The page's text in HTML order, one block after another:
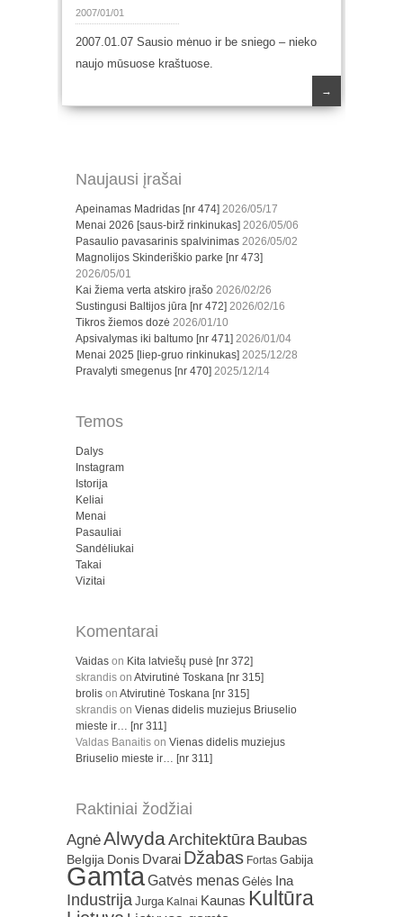
2007/01/01
2007.01.07 Sausio mėnuo ir be sniego – nieko
naujo mūsuose kraštuose.
→
Naujausi įrašai
Apeinamas Madridas [nr 474] 2026/05/17
Menai 2026 [saus-birž rinkinukas] 2026/05/06
Pasaulio pavasarinis spalvinimas 2026/05/02
Magnolijos Skinderiškio parke [nr 473]
2026/05/01
Kai žiema verta atskiro įrašo 2026/02/26
Sustingusi Baltijos jūra [nr 472] 2026/02/16
Tikros žiemos dozė 2026/01/10
Apsivalymas iki baltumo [nr 471] 2026/01/04
Menai 2025 [liep-gruo rinkinukas] 2025/12/28
Pravalyti smegenus [nr 470] 2025/12/14
Temos
Dalys
Instagram
Istorija
Keliai
Menai
Pasauliai
Sandėliukai
Takai
Vizitai
Komentarai
Vaidas on Kita latviešų pusė [nr 372]
skrandis on Atvirutinė Toskana [nr 315]
brolis on Atvirutinė Toskana [nr 315]
skrandis on Vienas didelis muziejus Briuselio
mieste ir… [nr 311]
Valdas Banaitis on Vienas didelis muziejus
Briuselio mieste ir… [nr 311]
Raktiniai žodžiai
AgnėAlwydaArchitektūra Baubas
Belgija Donis Dvarai Džabas Fortas Gabija
GamtaGatvės menas Gėlės Ina
Industrija Jurga Kalnai Kaunas Kultūra